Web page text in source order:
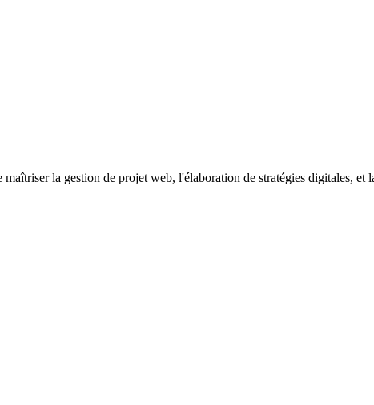
la gestion de projet web, l'élaboration de stratégies digitales, et